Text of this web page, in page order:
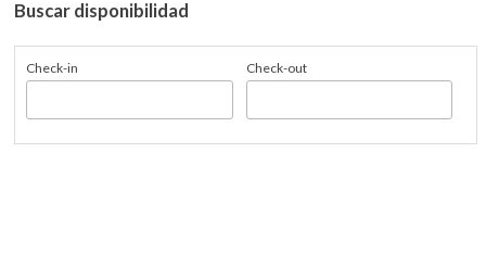
Buscar disponibilidad
Check-in Check-out